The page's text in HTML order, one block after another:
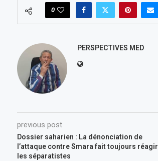
0
PERSPECTIVES MED
previous post
Dossier saharien : La dénonciation de
l’attaque contre Smara fait toujours réagir
les séparatistes